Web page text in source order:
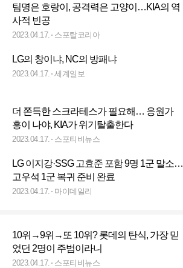
팀명은 호랑이, 공격력은 고양이…KIA의 역
사적 빈공
2023.04.17. 스포탈코리아
LG의 창이냐, NC의 방패냐
2023.04.17. 세계일보
더 쫀득한 스크라테스가 필요해… 응원가
흥이 나야, KIA가 위기탈출한다
2023.04.17. 스포티비뉴스
LG 이지강·SSG 고효준 포함 9명 1군 말소…
고우석 1군 복귀 준비 완료
2023.04.17. 마이데일리
10위→9위→또 10위? 롯데의 탄식, 가장 믿
었던 2명이 주범이라니
2023.04.17. 스포티비뉴스